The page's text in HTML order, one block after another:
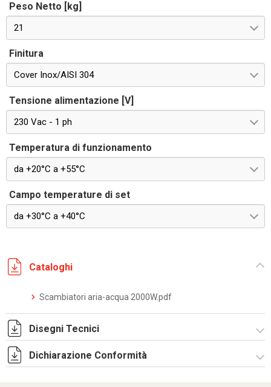
Peso Netto [kg]
21
Finitura
Cover Inox/AISI 304
Tensione alimentazione [V]
230 Vac - 1 ph
Temperatura di funzionamento
da +20°C a +55°C
Campo temperature di set
da +30°C a +40°C
Cataloghi
Scambiatori aria-acqua 2000W.pdf
Disegni Tecnici
DF0036.pdf
Dichiarazione Conformità